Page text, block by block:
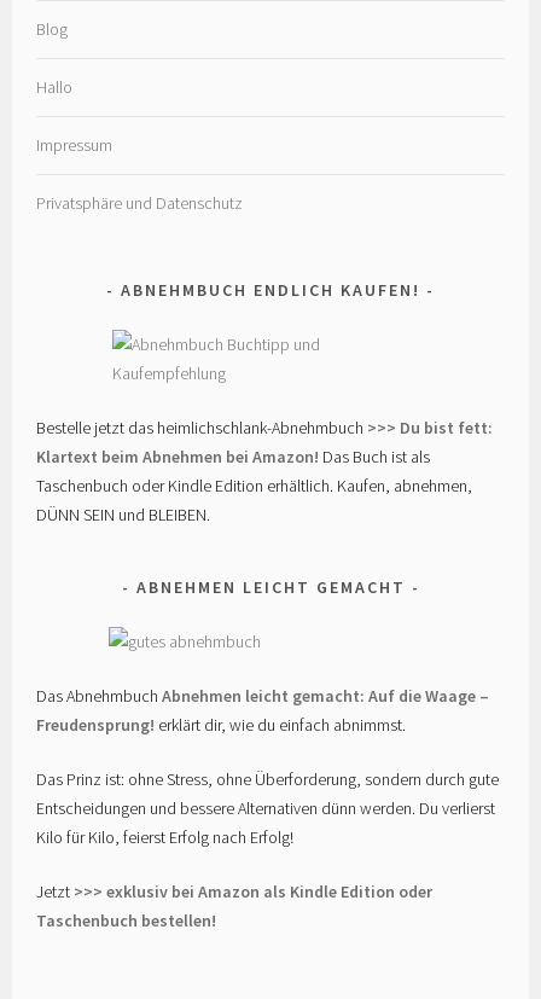
Blog
Hallo
Impressum
Privatsphäre und Datenschutz
ABNEHMBUCH ENDLICH KAUFEN!
Bestelle jetzt das heimlichschlank-Abnehmbuch >>> Du bist fett:
Klartext beim Abnehmen bei Amazon! Das Buch ist als
Taschenbuch oder Kindle Edition erhältlich. Kaufen, abnehmen,
DÜNN SEIN und BLEIBEN.
ABNEHMEN LEICHT GEMACHT
Das AbnehmbuchAbnehmen leicht gemacht: Auf die Waage –
Freudensprung! erklärt dir, wie du einfach abnimmst.
Das Prinz ist: ohne Stress, ohne Überforderung, sondern durch gute
Entscheidungen und bessere Alternativen dünn werden. Du verlierst
Kilo für Kilo, feierst Erfolg nach Erfolg!
Jetzt >>> exklusiv bei Amazon als Kindle Edition oder
Taschenbuch bestellen!